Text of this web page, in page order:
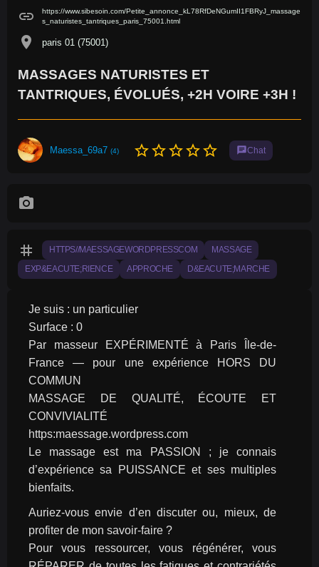
link
https://www.sibesoin.com/Petite_annonce_kL78RfDeNGumII1FBRyJ_massage
s_naturistes_tantriques_paris_75001.html
location_on paris 01 (75001)
MASSAGES NATURISTES ET
TANTRIQUES, ÉVOLUÉS, +2H VOIRE +3H !
Maessa_69a7 (4) star_borderstar_borderstar_borderstar_borderstar_border chatChat
photo_camera
tag HTTPS//MAESSAGEWORDPRESSCOM MASSAGE
EXP&EACUTE;RIENCE APPROCHE D&EACUTE;MARCHE
Je suis : un particulier
Surface : 0
Par masseur EXPÉRIMENTÉ à Paris Île-de-
France — pour une expérience HORS DU
COMMUN
MASSAGE DE QUALITÉ, ÉCOUTE ET
CONVIVIALITÉ
https:maessage.wordpress.com
Le massage est ma PASSION ; je connais
d’expérience sa PUISSANCE et ses multiples
bienfaits.
Auriez-vous envie d’en discuter ou, mieux, de
profiter de mon savoir-faire ?
Pour vous ressourcer, vous régénérer, vous